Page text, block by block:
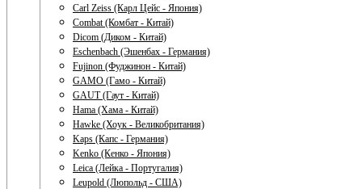
Carl Zeiss (Карл Цейс - Япония)
Combat (Комбат - Китай)
Dicom (Диком - Китай)
Eschenbach (Эшенбах - Германия)
Fujinon (Фуджинон - Китай)
GAMO (Гамо - Китай)
GAUT (Гаут - Китай)
Hama (Хама - Китай)
Hawke (Хоук - Великобритания)
Kaps (Капс - Германия)
Kenko (Кенко - Япония)
Leica (Лейка - Португалия)
Leupold (Люпольд - США)